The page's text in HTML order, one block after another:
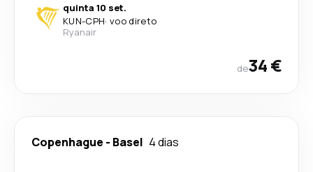
quinta 10 set.
KUN-CPH· voo direto
Ryanair
de34 €
Copenhague - Basel 4 dias